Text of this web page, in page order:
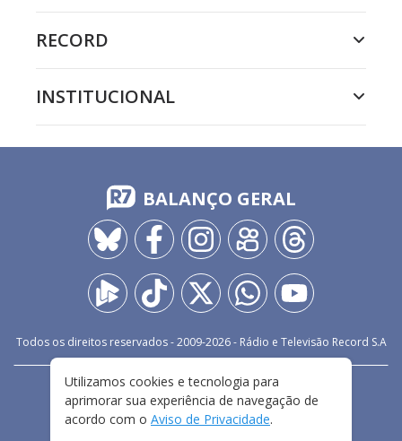
RECORD
INSTITUCIONAL
BALANÇO GERAL
Todos os direitos reservados - 2009-2026- Rádio e Televisão Record S.A
FALE CONOSCO
PRIVACIDADE
TERMOS E CONDIÇÕES DE USO
Utilizamos cookies e tecnologia para
aprimorar sua experiência de navegação de
acordo com o Aviso de Privacidade.